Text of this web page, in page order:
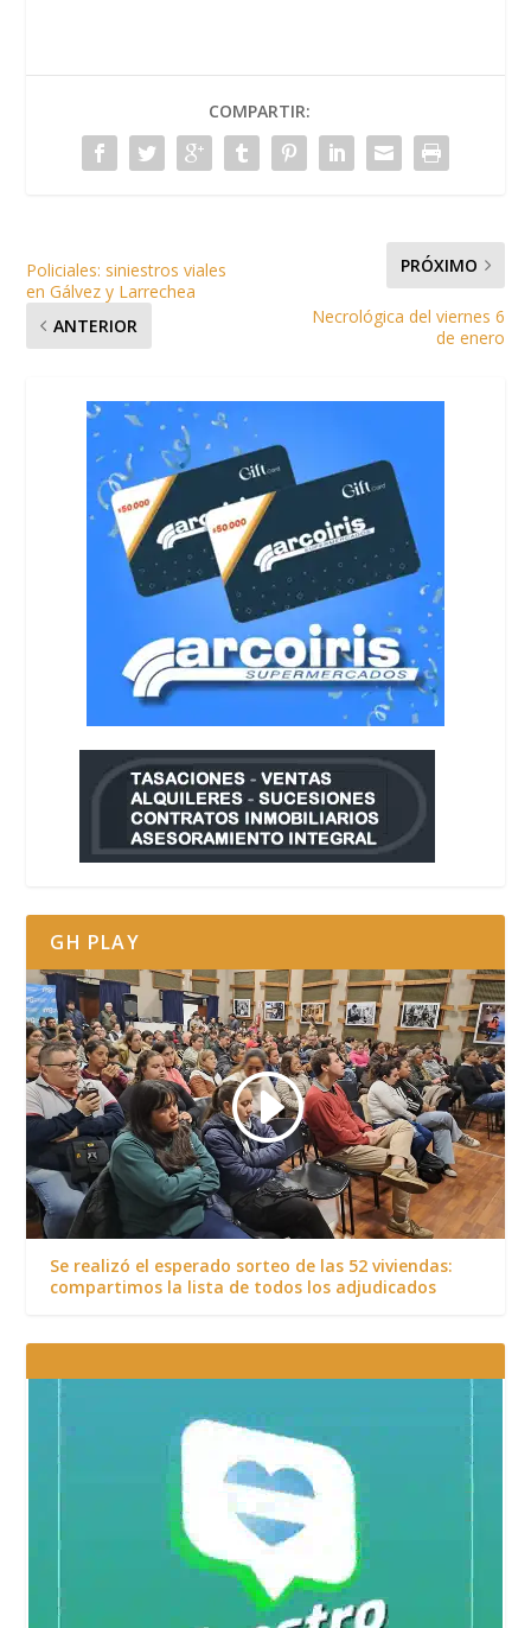
COMPARTIR:
Policiales: siniestros viales
en Gálvez y Larrechea
ANTERIOR
PRÓXIMO
Necrológica del viernes 6
de enero
GH PLAY
Se realizó el esperado sorteo de las 52 viviendas:
compartimos la lista de todos los adjudicados